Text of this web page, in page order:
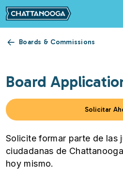
Pasar al contenido principal
Boards & Commissions
Board
Solicitar
Solicite formar parte de las
ciudadanas de
hoy mismo.